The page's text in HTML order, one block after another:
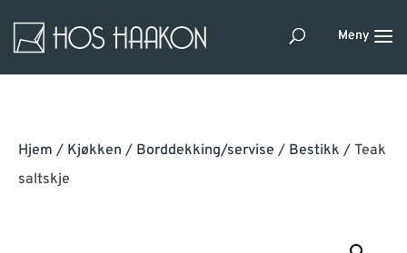
Hjem / Kjøkken / Borddekking/servise / Bestikk / Teak
saltskje